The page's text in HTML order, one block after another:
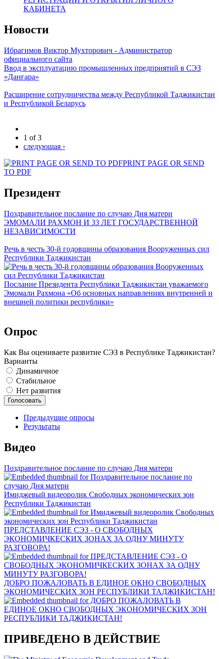
КАБИНЕТА
Новости
Ибрагимов Виктор Мухторович - Администратор
официального сайта
Ввод в эксплуатацию промышленных предприятий в СЭЗ
«Данғара»
Расширение сотрудничества между Республикой Таджикистан
и Республикой Беларусь
1 of 3
следующая ›
PRINT PAGE OR SEND
TO PDF
Президент
Поздравительное послание по случаю Дня матери
ЭМОМАЛИ РАХМОН И 33 ЛЕТ ГОСУДАРСТВЕННОЙ
НЕЗАВИСИМОСТИ
Речь в честь 30-й годовщины образования Вооруженных сил
Республики Таджикистан
Послание Президента Республики Таджикистан уважаемого
Эмомали Рахмона «Об основных направлениях внутренней и
внешней политики республики»
Опрос
Как Вы оцениваете развитие СЭЗ в Республике Таджикистан?
Варианты
Динамичное
Стабильное
Нет развития
Предыдущие опросы
Результаты
Видео
Поздравительное послание по случаю Дня матери
Имиджевый видеоролик Свободных экономических зон
Республики Таджикистан
ПРЕДСТАВЛЕНИЕ СЭЗ - О СВОБОДНЫХ
ЭКОНОМИЧКЕСКИХ ЗОНАХ ЗА ОДНУ МИНУТУ
РАЗГОВОРА!
ДОБРО ПОЖАЛОВАТЬ В ЕДИНОЕ ОКНО СВОБОДНЫХ
ЭКОНОМИЧЕСКИХ ЗОН РЕСПУБЛИКИ ТАДЖИКИСТАН!
ПРИВЕДЕНО В ДЕЙСТВИЕ